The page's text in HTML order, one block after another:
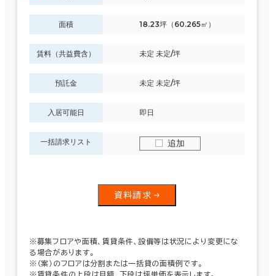
面積 18.23坪（60.265㎡）
賃料（共益費含） 未定 未定/坪
預託金 未定 未定/坪
入居可能日 即日
一括請求リスト 追加
資料請求
※募集フロアや面積、賃貸条件、設備等は状況により変更にな
る場合があります。
※（案）のフロアは分割または一括貸の面積例です。
※賃貸条件の上段は月額、下段は坪単価を表示します。